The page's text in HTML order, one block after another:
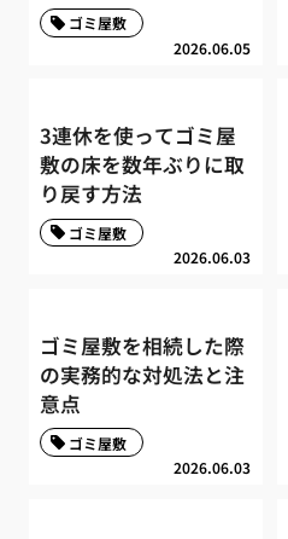
2026.06.05
ゴミ屋敷
3連休を使ってゴミ屋
敷の床を数年ぶりに取
り戻す方法
2026.06.03
ゴミ屋敷
ゴミ屋敷を相続した際
の実務的な対処法と注
意点
2026.06.03
ゴミ屋敷